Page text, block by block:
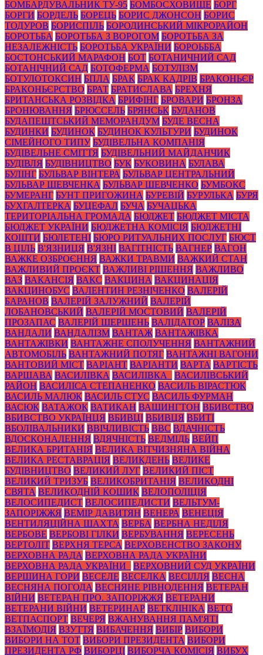
БОМБАРДУВАЛЬНИК ТУ-95 БОМБОСХОВИЩЕ БОРГ
БОРГИ БОРДЕЛЬ БОРЕЦЬ БОРИС ДЖОНСОН БОРИС
ТОДУРОВ БОРИСПІЛЬ БОРОДИНСЬКИЙ МІКРОРАЙОН
БОРОТЬБА БОРОТЬБА З ВОРОГОМ БОРОТЬБА ЗА
НЕЗАЛЕЖНІСТЬ БОРОТЬБА УКРАЇНИ БОРОЬББА
БОСТОНСЬКИЙ МАРАФОН БОТ БОТАНИЧНИЙ САД
БОТАНІЧНИЙ САД БОТОФЕРМА БОТУЛІЗМ
БОТУЛОТОКСИН БПЛА БРАК БРАК КАДРІВ БРАКОНЬЄР
БРАКОНЬЄРСТВО БРАТ БРАТИСЛАВА БРЕХНЯ
БРИТАНСЬКА РОЗВІДКА БРИФІНГ БРОВАРИ БРОНЗА
БРОНЮВАННЯ БРЮССЕЛЬ БРЯНСЬК БУДАНОВ
БУДАПЕШТСЬКИЙ МЕМОРАНДУМ БУДЕ ВЕСНА
БУДИНКИ БУДИНОК БУДИНОК КУЛЬТУРИ БУДИНОК
СІМЕЙНОГО ТИПУ БУДІВЕЛЬНА КОМПАНІЯ
БУДІВЕЛЬНЕ СМІТТЯ БУДІВЕЛЬНИЙ МАЙДАНЧИК
БУДІВЛЯ БУДІВНИЦТВО БУК БУКОВИНА БУЛАВА
БУЛІНГ БУЛЬВАР ВІНТЕРА БУЛЬВАР ЦЕНТРАЛЬНИЙ
БУЛЬВАР ШЕВЧЕНКА БУЛЬВАР ШЕВЧЕНКО БУМБОКС
БУМЕРАНГ БУНТ ПРИГОЖИНА БУРЕВІЙ БУРУЛЬКА БУРЯ
БУХГАЛТЕРКА БУЦЕФАЛ БУЧА БУЧАЦЬКА
ТЕРИТОРІАЛЬНА ГРОМАДА БЮДЖЕТ БЮДЖЕТ МІСТА
БЮДЖЕТ УКРАЇНИ БЮДЖЕТНА КОМІСІЯ БЮДЖЕТНІ
КОШТИ БЮЛЕТЕНІ БЮРО РИТУАЛЬНИХ ПОСЛУГ БЮСТ
В ЦІЛЬ В'ЯЗНИЦЯ В'ЯЗНІ ВАГІТНІСТЬ ВАГНЕР ВАГОН
ВАЖКЕ ОЗБРОЄННЯ ВАЖКИ ТРАВМИ ВАЖКИЙ СТАН
ВАЖЛИВИЙ ПРОЄКТ ВАЖЛИВІ РІШЕННЯ ВАЖЛИВО
ВАЗ ВАКАНСІЯ ВАКС ВАКЦИНА ВАКЦИНАЦІЯ
ВАКЦИНОБУС ВАЛЕНТИН РЕЗНІЧЕНКО ВАЛЕРІЙ
БАРАНОВ ВАЛЕРІЙ ЗАЛУЖНИЙ ВАЛЕРІЙ
ЛОБАНОВСЬКИЙ ВАЛЕРІЙ МОСТОВИЙ ВАЛЕРІЙ
ПРОЗАПАС ВАЛЕРІЙ ШЕРШЕНЬ ВАЛІДАТОР ВАЛІЗА
ВАНДАЛИ ВАНДАЛІЗМ ВАНТАЖ ВАНТАЖІВКА
ВАНТАЖІВКИ ВАНТАЖНЕ СПОЛУЧЕННЯ ВАНТАЖНИЙ
АВТОМОБІЛЬ ВАНТАЖНИЙ ПОТЯГ ВАНТАЖНІ ВАГОНИ
ВАНТОВИЙ МІСТ ВАРІАНТ ВАРІАНТИ ВАРТА ВАРТІСТЬ
ВАРШАВА ВАСИЛІВКА ВАСИЛІВКА_
ВАСИЛІВСЬКИЙ
РАЙОН ВАСИЛІСА СТЕПАНЕНКО ВАСИЛЬ ВІРАСТЮК
ВАСИЛЬ МАЛЮК ВАСИЛЬ СТУС ВАСИЛЬ ФУРМАН
ВАСЮК ВАТАЖОК ВАТИКАН ВАШИНГТОН ВБИВСТВО
ВБИВСТВО УКРАЇНЦЯ ВБИВЦІ ВБИВЦЯ ВБИТІ
ВБОЛІВАЛЬНИКИ ВВІЧЛИВІСТЬ ВВС ВДАЧНІСТЬ
ВДОСКОНАЛЕННЯ ВДЯЧНІСТЬ ВЕДМІДЬ ВЕЙП
ВЕЛИКА БРИТАНІЯ ВЕЛИКА ВІТЧИЗНЯНА ВІЙНА
ВЕЛИКА РЕСТАВРАЦІЯ ВЕЛИКДЕНЬ ВЕЛИКЕ
БУДІВНИЦТВО ВЕЛИКИЙ ЛУГ ВЕЛИКИЙ ПІСТ
ВЕЛИКИЙ ТРИЗУБ ВЕЛИКОБРИТАНІЯ ВЕЛИКОДНІ
СВЯТА ВЕЛИКОДНІЙ КОШИК ВЕЛОПОЛІЦІЯ
ВЕЛОСИПЕДИСТ ВЕЛОСИПЕДИСТИ ВЕЛЬТУМ-
ЗАПОРІЖЖЯ ВЕМІР ДАВИТЯН ВЕНЕРА ВЕНЕЦІЯ
ВЕНТИЛЯЦІЙНА ШАХТА ВЕРБА ВЕРБНА НЕДІЛЯ
ВЕРБОВЕ ВЕРБОВІ ГІЛКИ ВЕРБУВАННЯ ВЕРЕСЕНЬ
ВЕРТОЛІТ ВЕРХНЯ ТЕРСА ВЕРХОВЕНСТВО ЗАКОНУ
ВЕРХОВНА РАДА ВЕРХОВНА РАДА УКРАЇНИ
ВЕРХОВНА РАДА УКРАЇНИ_
ВЕРХОВНИЙ СУД УКРАЇНИ
ВЕРШИНА ГОРИ ВЕСЕЛЕ ВЕСЕЛКА ВЕСІЛЛЯ ВЕСНА
ВЕСНЯНА ПОГОДА ВЕСНЯНЕ РІВНОДЕННЯ ВЕТЕРАН
ВІЙНИ ВЕТЕРАН ПРО. ЗАПОРІЖЖЯ ВЕТЕРАНИ
ВЕТЕРАНИ ВІЙНИ ВЕТЕРИНАР ВЕТКЛІНІКА ВЕТО
ВЕТПАСПОРТ ВЕЧЕРЯ ВЖАНУВАННЯ ПАМ'ЯТІ
ВЗАЇМОДІЯ ВЗУТТЯ ВИБАЧЕННЯ ВИБІР ВИБОРИ
ВИБОРИ НА ТОТ ВИБОРИ ПРЕЗИДЕНТА ВИБОРИ
ПРЕЗИДЕНТА РФ ВИБОРЦІ ВИБОРЧА КОМІСІЯ ВИБУХ